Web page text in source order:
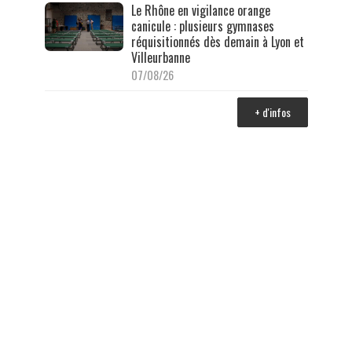
Le Rhône en vigilance orange
canicule : plusieurs gymnases
réquisitionnés dès demain à Lyon et
Villeurbanne
07/08/26
+ d'infos